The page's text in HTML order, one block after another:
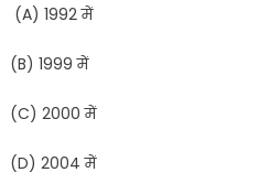
(A) 1992में
(B) 1999में
(C) 2000में
(D) 2004में